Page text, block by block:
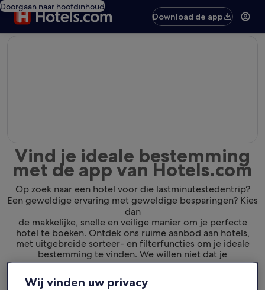
Doorgaan naar hoofdinhoud
Download de app
Vind je ideale bestemming
met de app van Hotels.com
Op zoek naar een hotel voor die lastminutestedentrip?
Een geweldige ervaring met geweldige besparingen? Kies
dan
de makkelijke, snelle en veilige manier om je perfecte
hotel te boeken. Ontdek ons ruime aanbod aan hotels,
met uitgebreide sorteer- en filterfuncties om je ideale
bestemming te vinden. We willen niet dat je
de plek waar je verblijft gewoon leuk vindt. We willen dat
je het geweldig vindt.
Wij vinden uw privacy